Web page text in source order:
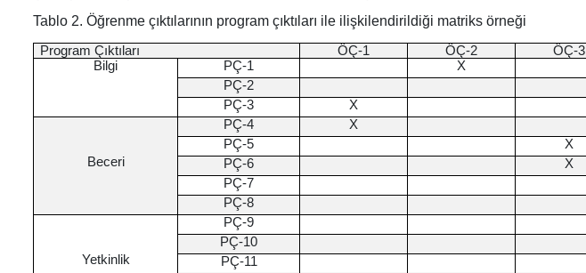
Tablo 2. Öğrenme çıktılarının program çıktıları ile ilişkilendirildiği matriks örneği
Program Çıktıları ÖÇ-1 ÖÇ-2 ÖÇ-3
Bilgi
PÇ-1
X
PÇ-2
PÇ-3
X
Beceri
PÇ-4
X
PÇ-5
X
PÇ-6
X
PÇ-7
PÇ-8
Yetkinlik
PÇ-9
PÇ-10
PÇ-11